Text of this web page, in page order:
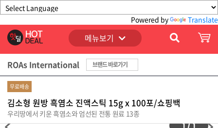
Powered by Translate
메뉴보기
ROAs International 브랜드 바로가기
무료배송
김소형 원방 흑염소 진액스틱 15g x 100포/쇼핑백
우리땅에서 키운 흑염소와 엄선된 전통 원료 13종
1 / 1